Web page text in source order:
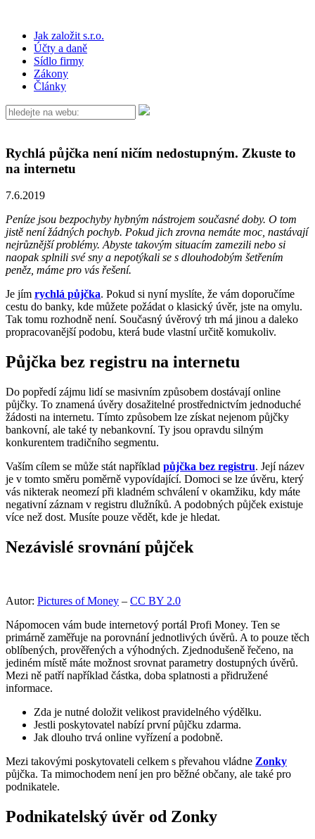
Jak založit s.r.o.
Účty a daně
Sídlo firmy
Zákony
Články
Rychlá půjčka není ničím nedostupným. Zkuste to
na internetu
7.6.2019
Peníze jsou bezpochyby hybným nástrojem současné doby. O tom
jistě není žádných pochyb. Pokud jich zrovna nemáte moc, nastávají
nejrůznější problémy. Abyste takovým situacím zamezili nebo si
naopak splnili své sny a nepotýkali se s dlouhodobým šetřením
peněz, máme pro vás řešení.
Je jím rychlá půjčka. Pokud si nyní myslíte, že vám doporučíme
cestu do banky, kde můžete požádat o klasický úvěr, jste na omylu.
Tak tomu rozhodně není. Současný úvěrový trh má jinou a daleko
propracovanější podobu, která bude vlastní určitě komukoliv.
Půjčka bez registru na internetu
Do popředí zájmu lidí se masivním způsobem dostávají online
půjčky. To znamená úvěry dosažitelné prostřednictvím jednoduché
žádosti na internetu. Tímto způsobem lze získat nejenom půjčky
bankovní, ale také ty nebankovní. Ty jsou opravdu silným
konkurentem tradičního segmentu.
Vaším cílem se může stát například půjčka bez registru. Její název
je v tomto směru poměrně vypovídající. Domoci se lze úvěru, který
vás nikterak neomezí při kladném schválení v okamžiku, kdy máte
negativní záznam v registru dlužníků. A podobných půjček existuje
více než dost. Musíte pouze vědět, kde je hledat.
Nezávislé srovnání půjček
Autor: Pictures of Money – CC BY 2.0
Nápomocen vám bude internetový portál Profi Money. Ten se
primárně zaměřuje na porovnání jednotlivých úvěrů. A to pouze těch
oblíbených, prověřených a výhodných. Zjednodušeně řečeno, na
jediném místě máte možnost srovnat parametry dostupných úvěrů.
Mezi ně patří například částka, doba splatnosti a přidružené
informace.
Zda je nutné doložit velikost pravidelného výdělku.
Jestli poskytovatel nabízí první půjčku zdarma.
Jak dlouho trvá online vyřízení a podobně.
Mezi takovými poskytovateli celkem s převahou vládne Zonky
půjčka. Ta mimochodem není jen pro běžné občany, ale také pro
podnikatele.
Podnikatelský úvěr od Zonky